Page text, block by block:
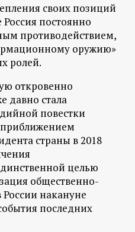
своих позиций
постоянно
противодействием,
оружию»
ролей.
откровенно
давно стала
повестки
страны в 2018
целью
общественно-
накануне
последних